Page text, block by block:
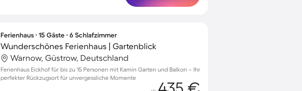
Ferienhaus ∙ 15 Gäste ∙ 6 Schlafzimmer
Wunderschönes Ferienhaus | Gartenblick
Warnow, Güstrow, Deutschland
Ferienhaus Eickhof für bis zu 15 Personen mit Kamin Garten und Balkon – Ihr
perfekter Rückzugsort für unvergessliche Momente